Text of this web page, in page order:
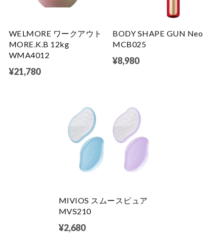
WELMORE ワークアウト
MORE.K.B 12kg
WMA4012
¥21,780
BODY SHAPE GUN Neo
MCB025
¥8,980
MIVIOS スムースピュア
MVS210
¥2,680